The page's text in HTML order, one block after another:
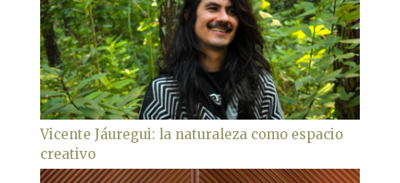
Vicente Jáuregui: la naturaleza como espacio
creativo